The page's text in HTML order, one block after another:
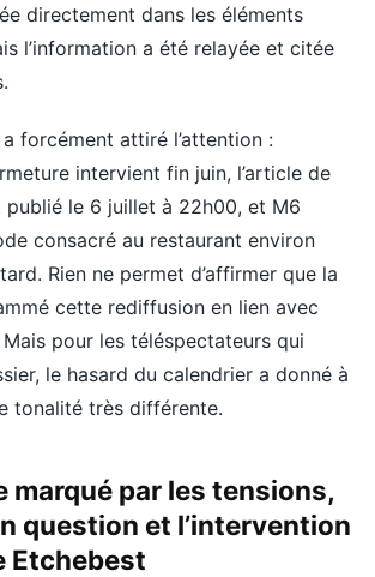
directement dans les éléments
l’information a été relayée et citée
forcément attiré l’attention :
intervient fin juin, l’article de
publié le 6 juillet à 22h00, et M6
consacré au restaurant environ
Rien ne permet d’affirmer que la
cette rediffusion en lien avec
pour les téléspectateurs qui
le hasard du calendrier a donné à
tonalité très différente.
marqué par les tensions,
question et l’intervention
Etchebest